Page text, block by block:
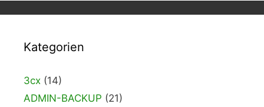
Kategorien
3cx (14)
ADMIN-BACKUP (21)